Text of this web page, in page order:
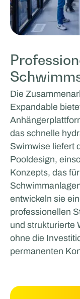
Die
Expandable
das schnelle
Swimwise liefert
Pooldesign,
Konzepts, das
entwickeln sie
professionellen
und strukturierte
ohne die
permanenten